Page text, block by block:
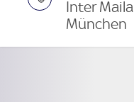
Inter
München